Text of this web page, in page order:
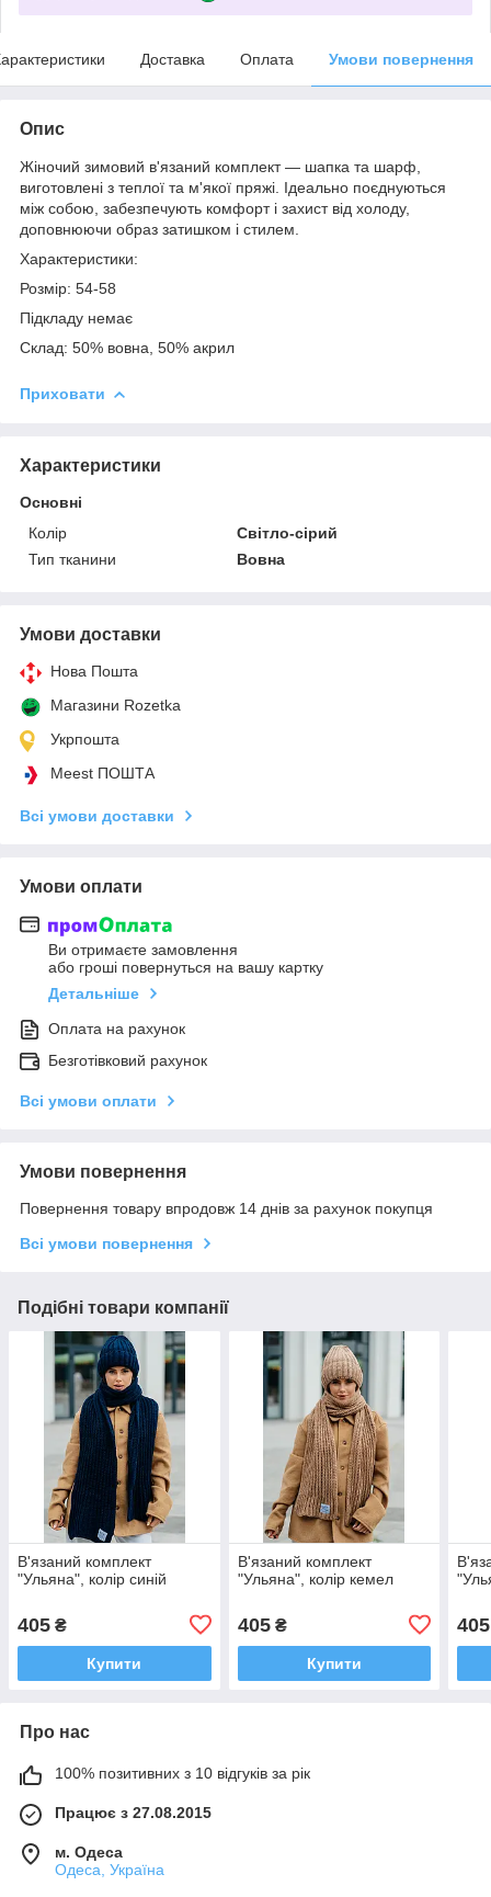
Доставка Оплата Умови повернення
Опис
Жіночий зимовий в'язаний комплект — шапка та шарф,
виготовлені з теплої та м'якої пряжі. Ідеально поєднуються
між собою, забезпечують комфорт і захист від холоду,
доповнюючи образ затишком і стилем.
Характеристики:
Розмір: 54-58
Підкладу немає
Склад: 50% вовна, 50% акрил
Приховати
Характеристики
Основні
Колір
Світло-сірий
Тип тканини
Вовна
Умови доставки
Нова Пошта
Магазини Rozetka
Укрпошта
Meest ПОШТА
Всі умови доставки
Умови оплати
Ви отримаєте замовлення
або гроші повернуться на вашу картку
Детальніше
Оплата на рахунок
Безготівковий рахунок
Всі умови оплати
Умови повернення
Повернення товару впродовж 14 днів за рахунок покупця
Всі умови повернення
Подібні товари компанії
В'язаний комплект
"Ульяна", колір синій
405 ₴
Купити
В'язаний комплект
"Ульяна", колір кемел
405₴
Купити
405
Про нас
100% позитивних з 10 відгуків за рік
Працює з 27.08.2015
м. Одеса
Одеса, Україна